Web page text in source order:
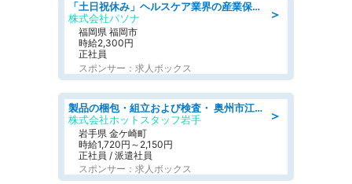
＞
「土日祝休み」ヘルスケア業界の産業保健師/高時給/未経験OK/要資格:保健師、正看護師
株式会社パソナ
福岡県 福岡市
時給2,300円
正社員
スポンサー：求人ボックス
＞
製品の梱包・組立および検査・ 奥州市江刺/大手企業で長期安定 梱包・検査・組立/半年経過毎に5万円の報奨金有
株式会社ホットスタッフ岩手
岩手県 金ケ崎町
時給1,720円～2,150円
正社員 / 派遣社員
スポンサー：求人ボックス